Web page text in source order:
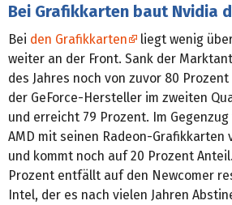
Bei Grafikkarten baut Nvidia
Bei den Grafikkarten
liegt wenig
weiter an der Front. Sank der
des Jahres noch von zuvor 80
der GeForce-Hersteller im zweiten
und erreicht 79 Prozent. Im
AMD mit seinen Radeon-Grafikkarten
und kommt noch auf 20 Prozent
Prozent entfällt auf den Newcomer
Intel, der es nach vielen Jahren